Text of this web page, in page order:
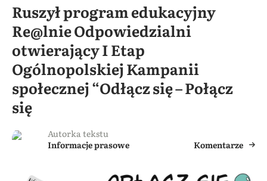
Ruszył program edukacyjny
Re@lnie Odpowiedzialni
otwierający I Etap
Ogólnopolskiej Kampanii
społecznej “Odłącz się – Połącz
się
Autorka tekstu
Informacje prasowe
Komentarze